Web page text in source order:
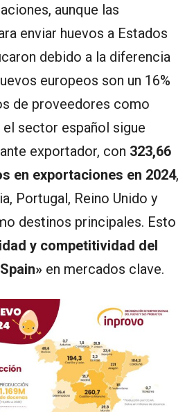
aunque las
enviar huevos a Estados
debido a la diferencia
europeos son un 16%
de proveedores como
el sector español sigue
exportador, con 323,66
en exportaciones en 2024,
Portugal, Reino Unido y
destinos principales. Esto
y competitividad del
en mercados clave.